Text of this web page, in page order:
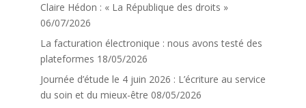
Claire Hédon : « La République des droits »
06/07/2026
La facturation électronique : nous avons testé des
plateformes 18/05/2026
Journée d’étude le 4 juin 2026 : L’écriture au service
du soin et du mieux-être 08/05/2026